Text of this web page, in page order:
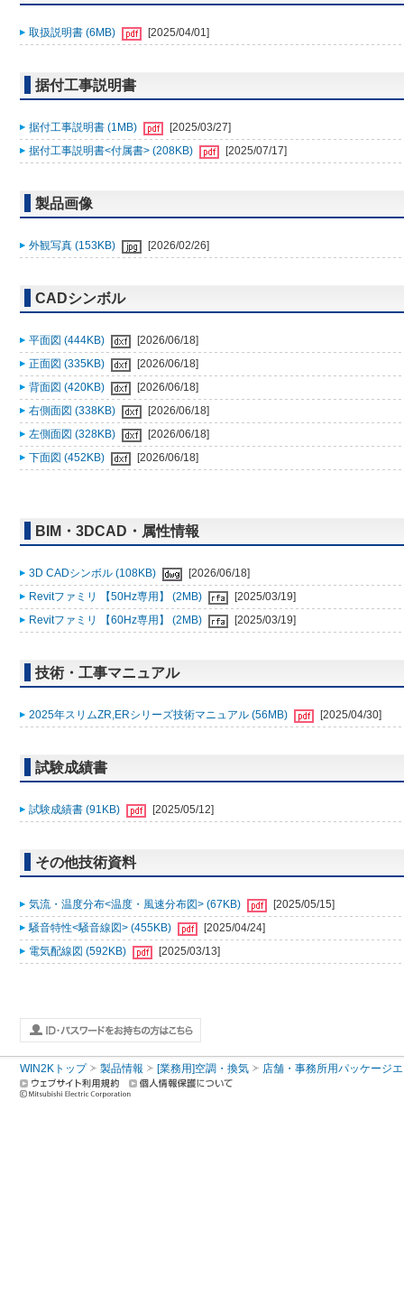
取扱説明書 (6MB) [2025/04/01]
据付工事説明書
据付工事説明書 (1MB)
[2025/03/27]
据付工事説明書<付属書> (208KB)
[2025/07/17]
製品画像
外観写真 (153KB) [2026/02/26]
CADシンボル
平面図 (444KB)
[2026/06/18]
正面図 (335KB)
[2026/06/18]
背面図 (420KB)
[2026/06/18]
右側面図 (338KB)
[2026/06/18]
左側面図 (328KB)
[2026/06/18]
下面図 (452KB)
[2026/06/18]
BIM・3DCAD・属性情報
3D CADシンボル (108KB)
[2026/06/18]
Revitファミリ 【50Hz専用】 (2MB)
[2025/03/19]
Revitファミリ 【60Hz専用】 (2MB)
[2025/03/19]
技術・工事マニュアル
2025年スリムZR,ERシリーズ技術マニュアル (56MB) [2025/04/30]
試験成績書
試験成績書 (91KB) [2025/05/12]
その他技術資料
気流・温度分布<温度・風速分布図> (67KB)
[2025/05/15]
騒音特性<騒音線図> (455KB)
[2025/04/24]
電気配線図 (592KB)
[2025/03/13]
WIN2Kトップ 製品情報 [業務用]空調・換気 店舗・事務所用パッケージ